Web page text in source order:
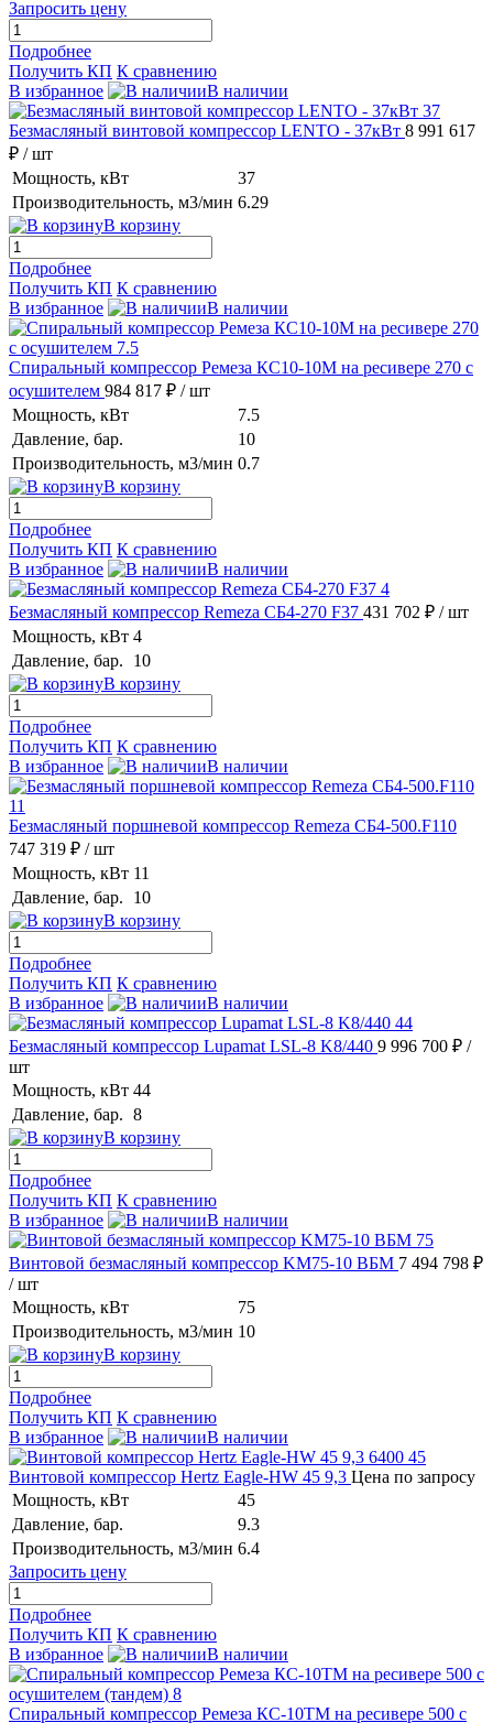
Запросить цену
Подробнее
Получить КП К сравнению
В избранное
В наличии
Безмасляный винтовой компрессор LENTO - 37кВт 8 991 617
₽ / шт
Мощность, кВт
37
Производительность, м3/мин 6.29
В корзину
Подробнее
Получить КП К сравнению
В избранное
В наличии
Спиральный компрессор Ремеза КС10-10М на ресивере 270 с
осушителем 984 817 ₽ / шт
Мощность, кВт
7.5
Давление, бар.
10
Производительность, м3/мин 0.7
В корзину
Подробнее
Получить КП К сравнению
В избранное
В наличии
Безмасляный компрессор Remeza СБ4-270 F37 431 702 ₽ / шт
Мощность, кВт 4
Давление, бар.
10
В корзину
Подробнее
Получить КП К сравнению
В избранное
В наличии
Безмасляный поршневой компрессор Remeza СБ4-500.F110
747 319 ₽ / шт
Мощность, кВт 11
Давление, бар.
10
В корзину
Подробнее
Получить КП К сравнению
В избранное
В наличии
Безмасляный компрессор Lupamat LSL-8 K8/440 9 996 700 ₽ /
шт
Мощность, кВт 44
Давление, бар. 8
В корзину
Подробнее
Получить КП К сравнению
В избранное
В наличии
Винтовой безмасляный компрессор KM75-10 ВБМ 7 494 798 ₽
/ шт
Мощность, кВт
75
Производительность, м3/мин 10
В корзину
Подробнее
Получить КП К сравнению
В избранное
В наличии
Винтовой компрессор Hertz Eagle-HW 45 9,3 Цена по запросу
Мощность, кВт
45
Давление, бар.
9.3
Производительность, м3/мин 6.4
Запросить цену
Подробнее
Получить КП К сравнению
В избранное
В наличии
Спиральный компрессор Ремеза КС-10ТМ на ресивере 500 с